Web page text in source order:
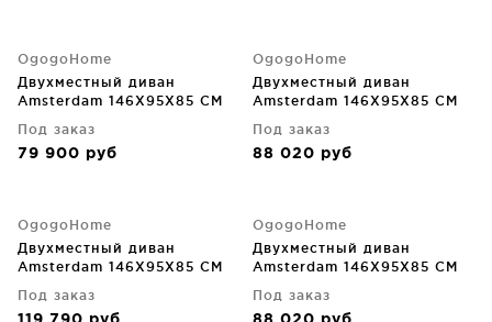
OgogoHome
Двухместный диван
Amsterdam 146X95X85 CM
Под заказ
79 900 руб
OgogoHome
Двухместный диван
Amsterdam 146X95X85 CM
Под заказ
88 020 руб
OgogoHome
Двухместный диван
Amsterdam 146X95X85 CM
Под заказ
OgogoHome
Двухместный диван
Amsterdam 146X95X85 CM
Под заказ